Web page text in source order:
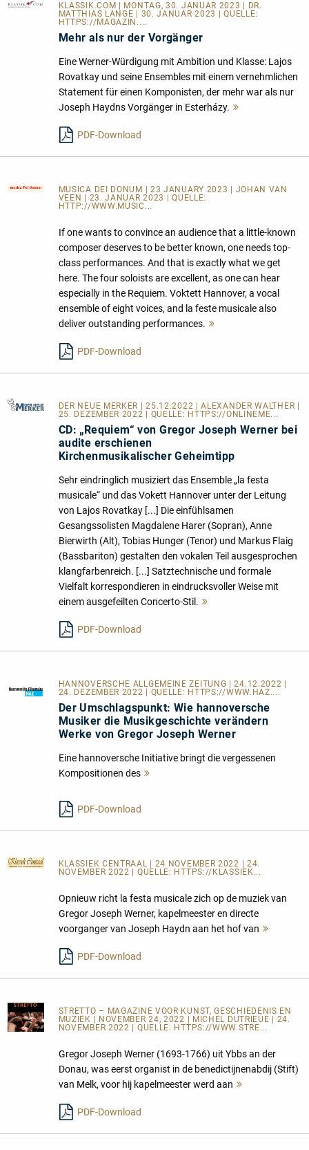
KLASSIK.COM
| MONTAG, 30. JANUAR 2023 | DR.
MATTHIAS LANGE | 30. JANUAR 2023 | QUELLE:
HTTPS://MAGAZIN....
Mehr als nur der Vorgänger
Eine Werner-Würdigung mit Ambition und Klasse: Lajos
Rovatkay und seine Ensembles mit einem vernehmlichen
Statement für einen Komponisten, der mehr war als nur
Joseph Haydns Vorgänger in Esterházy.
PDF-Download
MUSICA DEI DONUM
| 23 JANUARY 2023 | JOHAN VAN
VEEN | 23. JANUAR 2023 | QUELLE:
HTTP://WWW.MUSIC...
If one wants to convince an audience that a little-known
composer deserves to be better known, one needs top-
class performances. And that is exactly what we get
here. The four soloists are excellent, as one can hear
especially in the Requiem. Voktett Hannover, a vocal
ensemble of eight voices, and la feste musicale also
deliver outstanding performances.
PDF-Download
DER NEUE MERKER
| 25.12.2022 | ALEXANDER WALTHER |
25. DEZEMBER 2022 | QUELLE: HTTPS://ONLINEME...
CD: „Requiem“ von Gregor Joseph Werner bei
audite erschienen
Kirchenmusikalischer Geheimtipp
Sehr eindringlich musiziert das Ensemble „la festa
musicale“ und das Vokett Hannover unter der Leitung
von Lajos Rovatkay [...] Die einfühlsamen
Gesangssolisten Magdalene Harer (Sopran), Anne
Bierwirth (Alt), Tobias Hunger (Tenor) und Markus Flaig
(Bassbariton) gestalten den vokalen Teil ausgesprochen
klangfarbenreich. [...] Satztechnische und formale
Vielfalt korrespondieren in eindrucksvoller Weise mit
einem ausgefeilten Concerto-Stil.
PDF-Download
HANNOVERSCHE ALLGEMEINE ZEITUNG
| 24.12.2022 |
24. DEZEMBER 2022 | QUELLE: HTTPS://WWW.HAZ....
Der Umschlagspunkt: Wie hannoversche
Musiker die Musikgeschichte verändern
Werke von Gregor Joseph Werner
Eine hannoversche Initiative bringt die vergessenen
Kompositionen des
PDF-Download
KLASSIEK CENTRAAL
| 24 NOVEMBER 2022 | 24.
NOVEMBER 2022 | QUELLE: HTTPS://KLASSIEK...
Opnieuw richt la festa musicale zich op de muziek van
Gregor Joseph Werner, kapelmeester en directe
voorganger van Joseph Haydn aan het hof van
PDF-Download
STRETTO – MAGAZINE VOOR KUNST, GESCHIEDENIS EN
MUZIEK
| NOVEMBER 24, 2022 | MICHEL DUTRIEUE | 24.
NOVEMBER 2022 | QUELLE: HTTPS://WWW.STRE...
Gregor Joseph Werner (1693-1766) uit Ybbs an der
Donau, was eerst organist in de benedictijnenabdij (Stift)
van Melk, voor hij kapelmeester werd aan
PDF-Download